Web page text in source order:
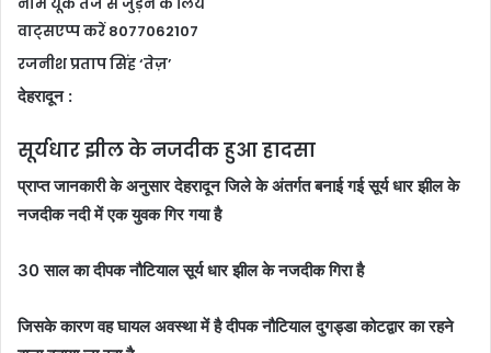
नाम यूके तेज से जुड़ने के लिये
वाट्सएप्प करें 8077062107
रजनीश प्रताप सिंह ‘तेज़’
देहरादून :
सूर्यधार झील के नजदीक हुआ हादसा
प्राप्त जानकारी के अनुसार देहरादून जिले के अंतर्गत बनाई गई सूर्य धार झील के
नजदीक नदी में एक युवक गिर गया है
30 साल का दीपक नौटियाल सूर्य धार झील के नजदीक गिरा है
जिसके कारण वह घायल अवस्था में है दीपक नौटियाल दुगड्डा कोटद्वार का रहने